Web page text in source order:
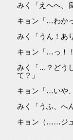
みく「えへへ。
キョン「…わか
みく「うん！あ
キョン「…っ！
みく「…？どう
て？」
キョン「…いや
みく「うふ、へ
キョン（……ジ